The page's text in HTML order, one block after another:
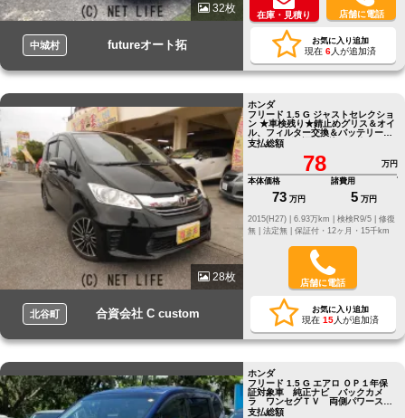
32枚
中城村 futureオート拓
在庫・見積り 店舗に電話
お気に入り追加
現在 6人が追加済
28枚
北谷町 合資会社 C custom
ホンダ
フリード 1.5 G ジャストセレクショ
ン ★車検残り★錆止めグリス＆オイ
ル、フィルター交換＆バッテリー交
換、ロング保証付★込々価格!!
支払総額
78
万円
本体価格
73 万円
諸費用
5 万円
修復
無 | 法定無 | 保証付・12ヶ月・15千km
店舗に電話
お気に入り追加
現在 15人が追加済
ホンダ
フリード 1.5 G エアロ ＯＰ１年保
証対象車 純正ナビ バックカメ
ラ ワンセグＴＶ 両側パワースラ
イドドア ＥＴＣ
支払総額